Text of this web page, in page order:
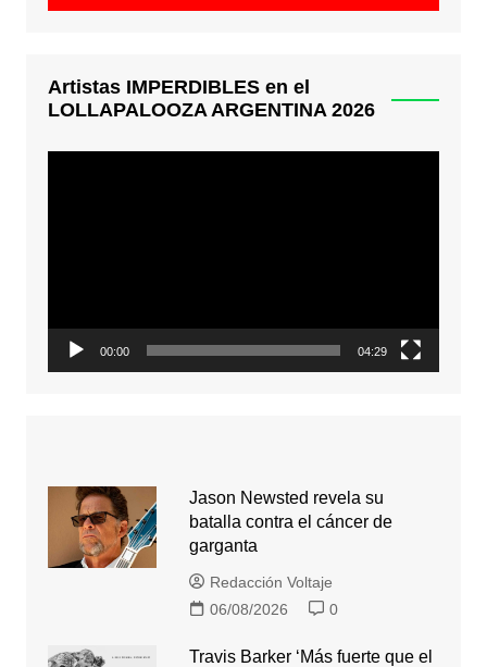
Artistas IMPERDIBLES en el
LOLLAPALOOZA ARGENTINA 2026
00:00 04:29
Jason Newsted revela su
batalla contra el cáncer de
garganta
Redacción Voltaje
06/08/2026
0
Travis Barker ‘Más fuerte que el